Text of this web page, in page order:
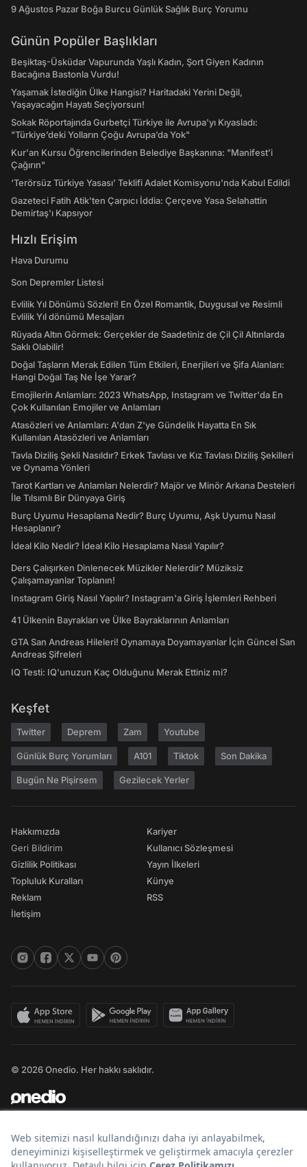
9 Ağustos Pazar Boğa Burcu Günlük Sağlık Burç Yorumu
Günün Popüler Başlıkları
Beşiktaş-Üsküdar Vapurunda Yaşlı Kadın, Şort Giyen Kadının
Bacağına Bastonla Vurdu!
Yaşamak İstediğin Ülke Hangisi? Haritadaki Yerini Değil,
Yaşayacağın Hayatı Seçiyorsun!
Sokak Röportajında Gurbetçi Türkiye ile Avrupa'yı Kıyasladı:
"Türkiye’deki Yolların Çoğu Avrupa’da Yok"
Kur'an Kursu Öğrencilerinden Belediye Başkanına: "Manifest’i
Çağırın"
‘Terörsüz Türkiye Yasası’ Teklifi Adalet Komisyonu'nda Kabul Edildi
Gazeteci Fatih Atik'ten Çarpıcı İddia: Çerçeve Yasa Selahattin
Demirtaş'ı Kapsıyor
Hızlı Erişim
Hava Durumu
Son Depremler Listesi
Evlilik Yıl Dönümü Sözleri! En Özel Romantik, Duygusal ve Resimli
Evlilik Yıl dönümü Mesajları
Rüyada Altın Görmek: Gerçekler de Saadetiniz de Çil Çil Altınlarda
Saklı Olabilir!
Doğal Taşların Merak Edilen Tüm Etkileri, Enerjileri ve Şifa Alanları:
Hangi Doğal Taş Ne İşe Yarar?
Emojilerin Anlamları: 2023 WhatsApp, Instagram ve Twitter'da En
Çok Kullanılan Emojiler ve Anlamları
Atasözleri ve Anlamları: A'dan Z'ye Gündelik Hayatta En Sık
Kullanılan Atasözleri ve Anlamları
Tavla Diziliş Şekli Nasıldır? Erkek Tavlası ve Kız Tavlası Diziliş Şekilleri
ve Oynama Yönleri
Tarot Kartları ve Anlamları Nelerdir? Majör ve Minör Arkana Desteleri
İle Tılsımlı Bir Dünyaya Giriş
Burç Uyumu Hesaplama Nedir? Burç Uyumu, Aşk Uyumu Nasıl
Hesaplanır?
İdeal Kilo Nedir? İdeal Kilo Hesaplama Nasıl Yapılır?
Ders Çalışırken Dinlenecek Müzikler Nelerdir? Müziksiz
Çalışamayanlar Toplanın!
Instagram Giriş Nasıl Yapılır? Instagram'a Giriş İşlemleri Rehberi
41 Ülkenin Bayrakları ve Ülke Bayraklarının Anlamları
GTA San Andreas Hileleri! Oynamaya Doyamayanlar İçin Güncel San
Andreas Şifreleri
IQ Testi: IQ'unuzun Kaç Olduğunu Merak Ettiniz mi?
Keşfet
Twitter Deprem Zam Youtube
Günlük Burç Yorumları A101 Tiktok Son Dakika
Bugün Ne Pişirsem Gezilecek Yerler
Hakkımızda
Geri Bildirim
Gizlilik Politikası
Topluluk Kuralları
Reklam
İletişim
Kariyer
Kullanıcı Sözleşmesi
Yayın İlkeleri
Künye
RSS
© 2026 Onedio. Her hakkı saklıdır.
Bir markasıdır.